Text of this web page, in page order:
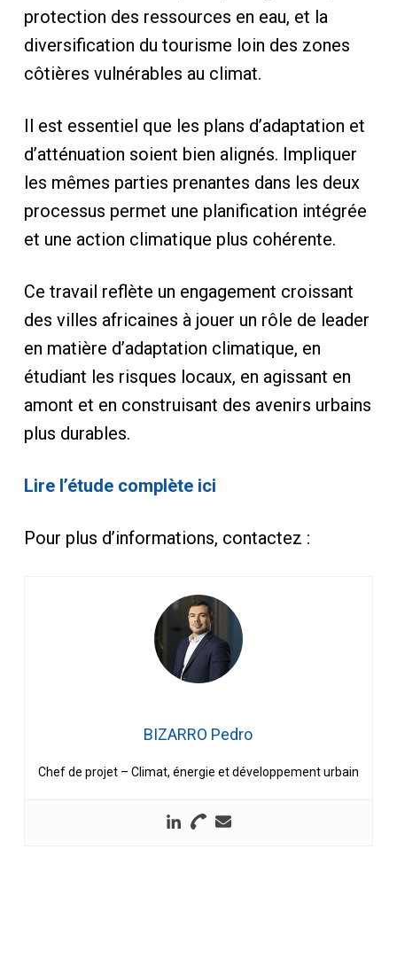
protection des ressources en eau, et la
diversification du tourisme loin des zones
côtières vulnérables au climat.
Il est essentiel que les plans d’adaptation et
d’atténuation soient bien alignés. Impliquer
les mêmes parties prenantes dans les deux
processus permet une planification intégrée
et une action climatique plus cohérente.
Ce travail reflète un engagement croissant
des villes africaines à jouer un rôle de leader
en matière d’adaptation climatique, en
étudiant les risques locaux, en agissant en
amont et en construisant des avenirs urbains
plus durables.
Lire l’étude complète ici
Pour plus d’informations, contactez :
BIZARRO Pedro
Chef de projet – Climat, énergie et développement urbain